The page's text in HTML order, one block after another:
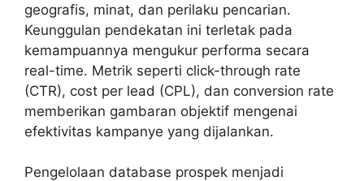
geografis, minat, dan perilaku pencarian.
Keunggulan pendekatan ini terletak pada
kemampuannya mengukur performa secara
real-time. Metrik seperti click-through rate
(CTR), cost per lead (CPL), dan conversion rate
memberikan gambaran objektif mengenai
efektivitas kampanye yang dijalankan.
Pengelolaan database prospek menjadi